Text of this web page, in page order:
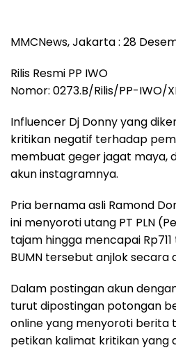
MMCNews, Jakarta : 28
Rilis Resmi PP IWO
Nomor: 0273.B/Rilis/PP-IWO/
Influencer Dj Donny yang
kritikan negatif terhadap
membuat geger jagat maya,
akun instagramnya.
Pria bernama asli Ramond
ini menyoroti utang PT PLN
tajam hingga mencapai
BUMN tersebut anjlok secara
Dalam postingan akun
turut dipostingan potongan
online yang menyoroti berita
petikan kalimat kritikan yang